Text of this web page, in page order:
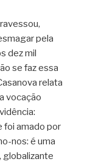
pela
dez mil
se faz essa
relata
vocação
foi amado por
nos: é uma
globalizante